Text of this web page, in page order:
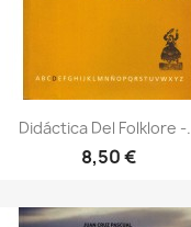
Didáctica Del Folklore -
8,50 €